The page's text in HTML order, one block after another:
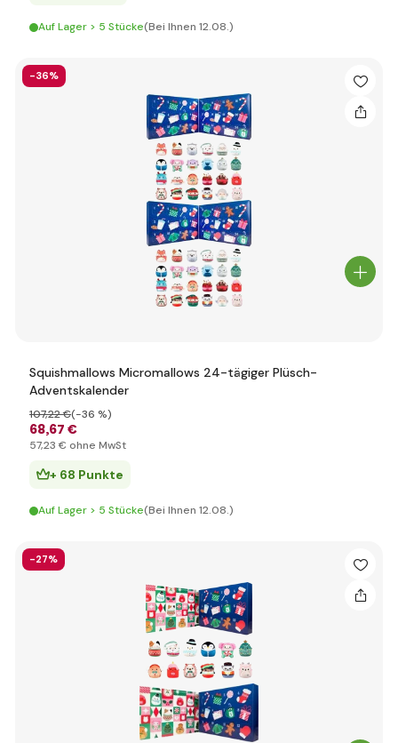
Auf Lager > 5 Stücke(Bei Ihnen 12.08.)
-36%
Squishmallows Micromallows 24-tägiger Plüsch-
Adventskalender
68,67 €
107,22 €(-36 %)
57,23 € ohne MwSt
+ 68 Punkte
Auf Lager > 5 Stücke(Bei Ihnen 12.08.)
-27%